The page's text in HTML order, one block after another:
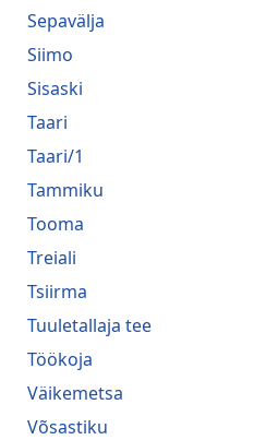
Sepavälja
Siimo
Sisaski
Taari
Taari/1
Tammiku
Tooma
Treiali
Tsiirma
Tuuletallaja tee
Töökoja
Väikemetsa
Võsastiku